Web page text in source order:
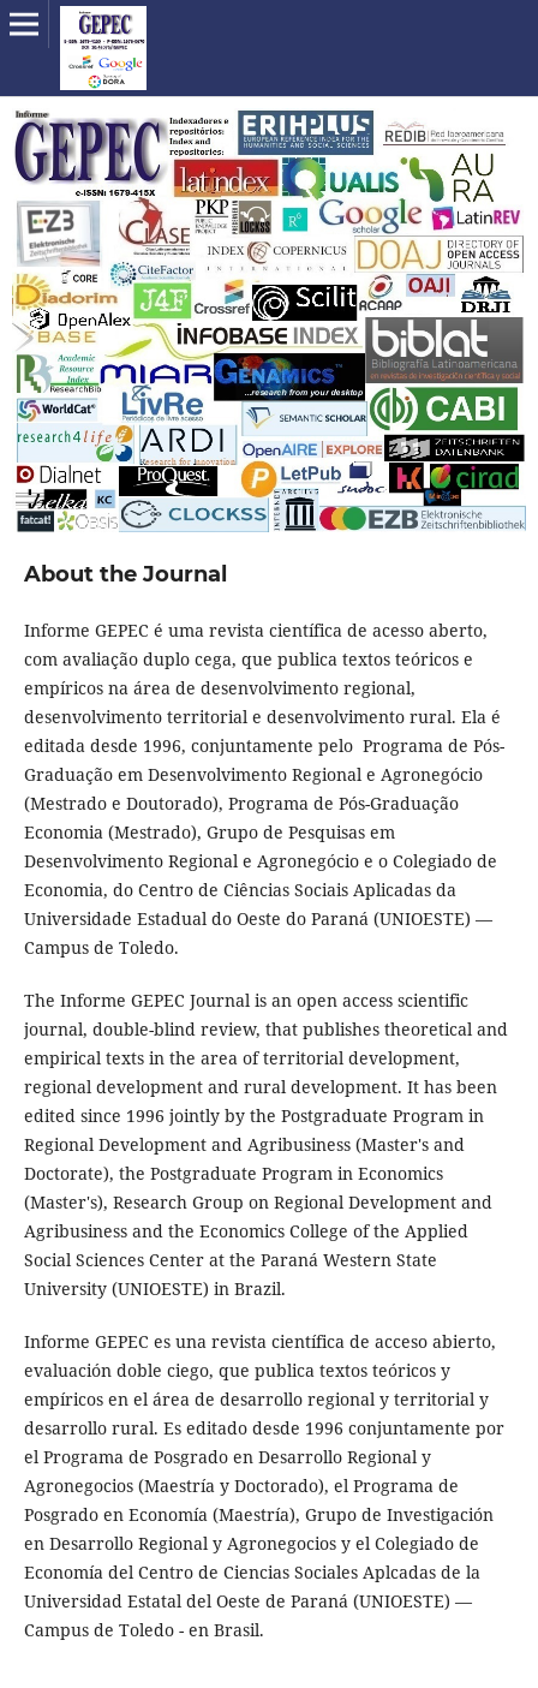
About the Journal
Informe GEPEC é uma revista científica de acesso aberto,
com avaliação duplo cega, que publica textos teóricos e
empíricos na área de desenvolvimento regional,
desenvolvimento territorial e desenvolvimento rural. Ela é
editada desde 1996, conjuntamente pelo Programa de Pós-
Graduação em Desenvolvimento Regional e Agronegócio
(Mestrado e Doutorado), Programa de Pós-Graduação
Economia (Mestrado), Grupo de Pesquisas em
Desenvolvimento Regional e Agronegócio e o Colegiado de
Economia, do Centro de Ciências Sociais Aplicadas da
Universidade Estadual do Oeste do Paraná (UNIOESTE) —
Campus de Toledo.
The Informe GEPEC Journal is an open access scientific
journal, double-blind review, that publishes theoretical and
empirical texts in the area of territorial development,
regional development and rural development. It has been
edited since 1996 jointly by the Postgraduate Program in
Regional Development and Agribusiness (Master's and
Doctorate), the Postgraduate Program in Economics
(Master's), Research Group on Regional Development and
Agribusiness and the Economics College of the Applied
Social Sciences Center at the Paraná Western State
University (UNIOESTE) in Brazil.
Informe GEPEC es una revista científica de acceso abierto,
evaluación doble ciego, que publica textos teóricos y
empíricos en el área de desarrollo regional y territorial y
desarrollo rural. Es editado desde 1996 conjuntamente por
el Programa de Posgrado en Desarrollo Regional y
Agronegocios (Maestría y Doctorado), el Programa de
Posgrado en Economía (Maestría), Grupo de Investigación
en Desarrollo Regional y Agronegocios y el Colegiado de
Economía del Centro de Ciencias Sociales Aplcadas de la
Universidad Estatal del Oeste de Paraná (UNIOESTE) —
Campus de Toledo - en Brasil.